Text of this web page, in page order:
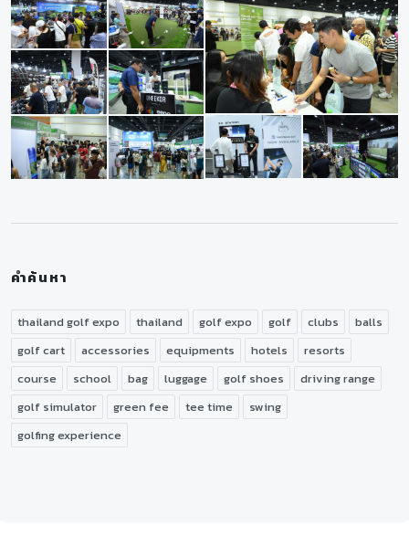
คำค้นหา
thailand golf expo thailand golf expo golf clubs
balls
golf cart
accessories equipments hotels
resorts
course
school bag luggage golf shoes
driving range
golf simulator
green fee tee time
swing
golfing experience